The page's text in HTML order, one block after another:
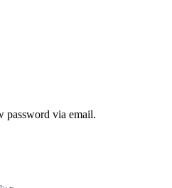
password via email.